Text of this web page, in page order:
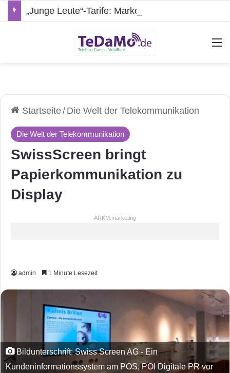
Startseite/ Die Welt der Telekommunikation
Die Welt der Telekommunikation
SwissScreen bringt
Papierkommunikation zu
Display
ARKM.marketing
admin 1 Minute Lesezeit
Bildunterschrift: Swiss Screen AG - Ein
Kundeninformationssystem am POS, POI Digitale PR vor